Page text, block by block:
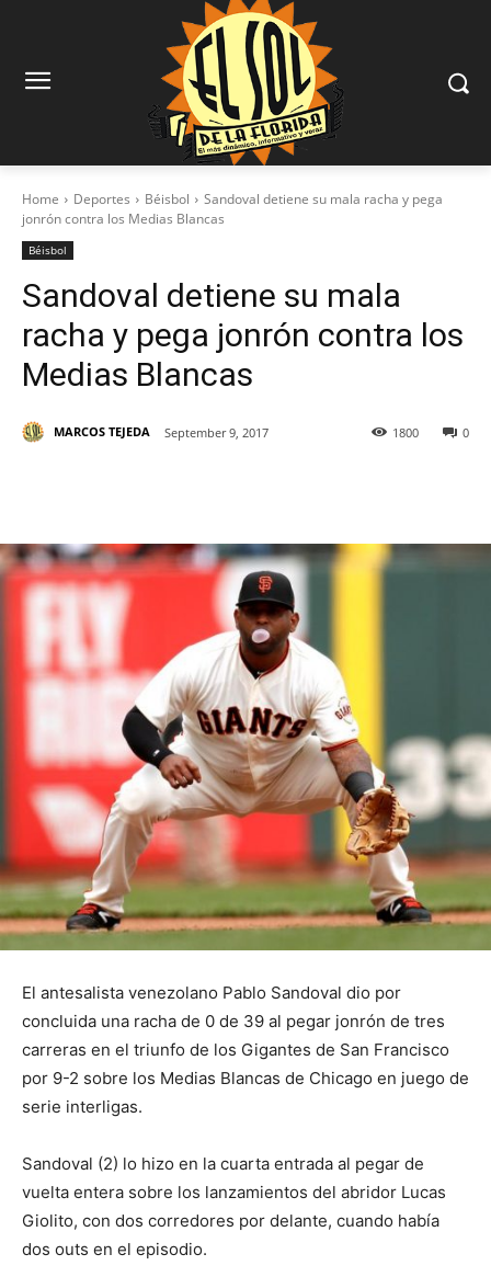
Home Deportes Béisbol
Sandoval detiene su mala racha y pega
jonrón contra los Medias Blancas
Béisbol
Sandoval detiene su mala
racha y pega jonrón contra los
Medias Blancas
MARCOS TEJEDA September 9, 2017 0
1800
El antesalista venezolano Pablo Sandoval dio por
concluida una racha de 0 de 39 al pegar jonrón de tres
carreras en el triunfo de los Gigantes de San Francisco
por 9-2 sobre los Medias Blancas de Chicago en juego de
serie interligas.
Sandoval (2) lo hizo en la cuarta entrada al pegar de
vuelta entera sobre los lanzamientos del abridor Lucas
Giolito, con dos corredores por delante, cuando había
dos outs en el episodio.